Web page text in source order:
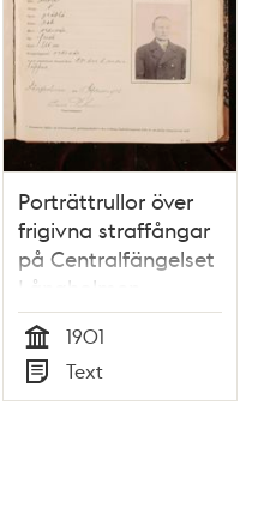
Porträttrullor över
frigivna straffångar
på Centralfängelset
Långholmen
Tid
1901
Typ
Text